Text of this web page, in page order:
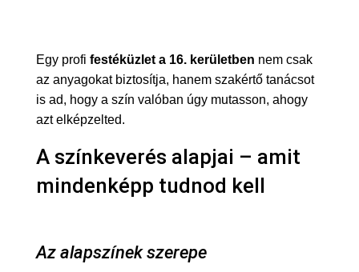
Egy profi festéküzlet a 16. kerületben nem csak
az anyagokat biztosítja, hanem szakértő tanácsot
is ad, hogy a szín valóban úgy mutasson, ahogy
azt elképzelted.
A színkeverés alapjai – amit
mindenképp tudnod kell
Az alapszínek szerepe